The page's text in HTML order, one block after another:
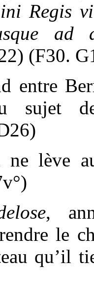
Regis
ad
(F30.
entre
sujet
lève
,
le
qu’il